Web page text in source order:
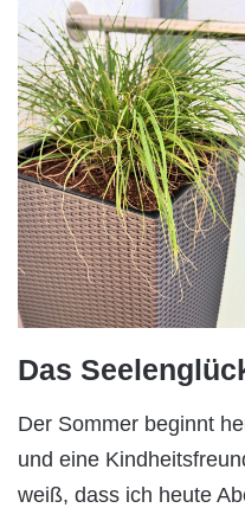
Das
Der Sommer beginnt
und eine
weiß, dass ich heute